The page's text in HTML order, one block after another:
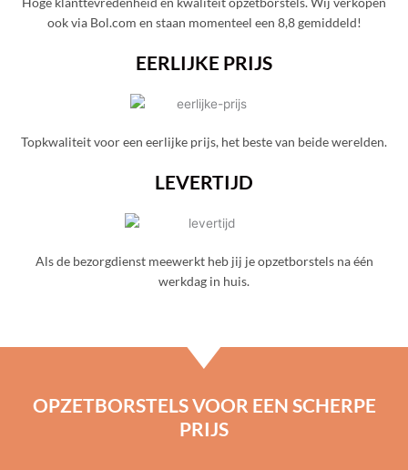
ook via Bol.com en staan momenteel een 8,8 gemiddeld!
EERLIJKE PRIJS
Topkwaliteit voor een eerlijke prijs, het beste van beide werelden.
LEVERTIJD
Als de bezorgdienst meewerkt heb jij je opzetborstels na één
werkdag in huis.
OPZETBORSTELS VOOR EEN SCHERPE
PRIJS